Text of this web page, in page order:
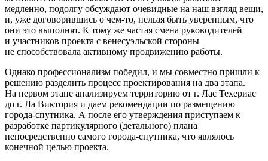
медленно, подолгу обсуждают очевидные на наш взгляд вещи,
и, уже договорившись о чем-то, нельзя быть уверенным, что
они это выполнят. К тому же частая смена руководителей
и участников проекта с венесуэльской стороны
не способствовала активному продвижению работы.
Однако профессионализм победил, и мы совместно пришли к
решению разделить процесс проектирования на два этапа.
На первом этапе анализируем территорию от г. Лас Техериас
до г. Ла Виктория и даем рекомендации по размещению
города-спутника. А после его утверждения приступаем к
разработке партикулярного (детального) плана
непосредственно самого города-спутника, что являлось
конечной целью проекта.